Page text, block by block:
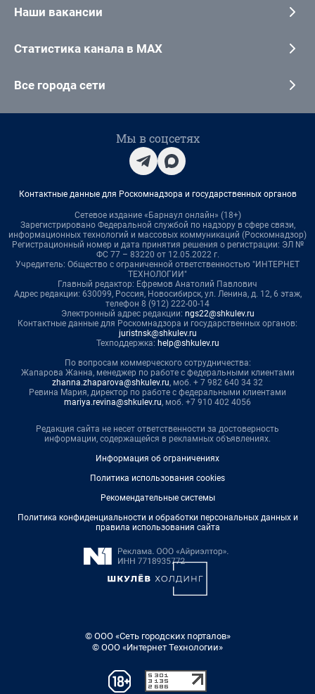
Наши вакансии
Статистика канала в MAX
Все города сети
Мы в соцсетях
Контактные данные для Роскомнадзора и государственных органов
Сетевое издание «Барнаул онлайн» (18+)
Зарегистрировано Федеральной службой по надзору в сфере связи,
информационных технологий и массовых коммуникаций (Роскомнадзор)
Регистрационный номер и дата принятия решения о регистрации: ЭЛ №
ФС 77 – 83220 от 12.05.2022 г.
Учредитель: Общество с ограниченной ответственностью "ИНТЕРНЕТ
ТЕХНОЛОГИИ"
Главный редактор: Ефремов Анатолий Павлович
Адрес редакции: 630099, Россия, Новосибирск, ул. Ленина, д. 12, 6 этаж,
телефон 8 (912) 222-00-14
Электронный адрес редакции: ngs22@shkulev.ru
Контактные данные для Роскомнадзора и государственных органов:
juristnsk@shkulev.ru
Техподдержка: help@shkulev.ru
По вопросам коммерческого сотрудничества:
Жапарова Жанна, менеджер по работе с федеральными клиентами
zhanna.zhaparova@shkulev.ru, моб. + 7 982 640 34 32
Ревина Мария, директор по работе с федеральными клиентами
mariya.revina@shkulev.ru, моб. +7 910 402 4056
Редакция сайта не несет ответственности за достоверность
информации, содержащейся в рекламных объявлениях.
Информация об ограничениях
Политика использования cookies
Рекомендательные системы
Политика конфиденциальности и обработки персональных данных и
правила использования сайта
© ООО «Сеть городских порталов»
© ООО «Интернет Технологии»